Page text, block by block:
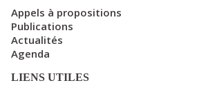
Appels à propositions
Publications
Actualités
Agenda
LIENS UTILES